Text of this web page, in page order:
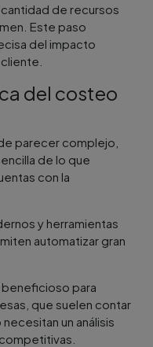
de recursos
Este paso
del impacto
del costeo
parecer complejo,
de lo que
con la
y herramientas
automatizar gran
para
que suelen contar
un análisis